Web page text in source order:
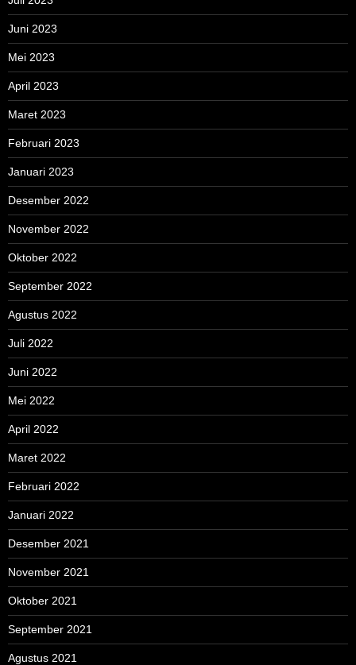
Juni 2023
Mei 2023
April 2023
Maret 2023
Februari 2023
Januari 2023
Desember 2022
November 2022
Oktober 2022
September 2022
Agustus 2022
Juli 2022
Juni 2022
Mei 2022
April 2022
Maret 2022
Februari 2022
Januari 2022
Desember 2021
November 2021
Oktober 2021
September 2021
Agustus 2021